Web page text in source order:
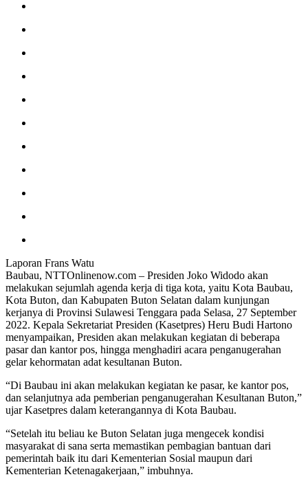
Laporan Frans Watu
Baubau, NTTOnlinenow.com – Presiden Joko Widodo akan
melakukan sejumlah agenda kerja di tiga kota, yaitu Kota Baubau,
Kota Buton, dan Kabupaten Buton Selatan dalam kunjungan
kerjanya di Provinsi Sulawesi Tenggara pada Selasa, 27 September
2022. Kepala Sekretariat Presiden (Kasetpres) Heru Budi Hartono
menyampaikan, Presiden akan melakukan kegiatan di beberapa
pasar dan kantor pos, hingga menghadiri acara penganugerahan
gelar kehormatan adat kesultanan Buton.
“Di Baubau ini akan melakukan kegiatan ke pasar, ke kantor pos,
dan selanjutnya ada pemberian penganugerahan Kesultanan Buton,”
ujar Kasetpres dalam keterangannya di Kota Baubau.
“Setelah itu beliau ke Buton Selatan juga mengecek kondisi
masyarakat di sana serta memastikan pembagian bantuan dari
pemerintah baik itu dari Kementerian Sosial maupun dari
Kementerian Ketenagakerjaan,” imbuhnya.